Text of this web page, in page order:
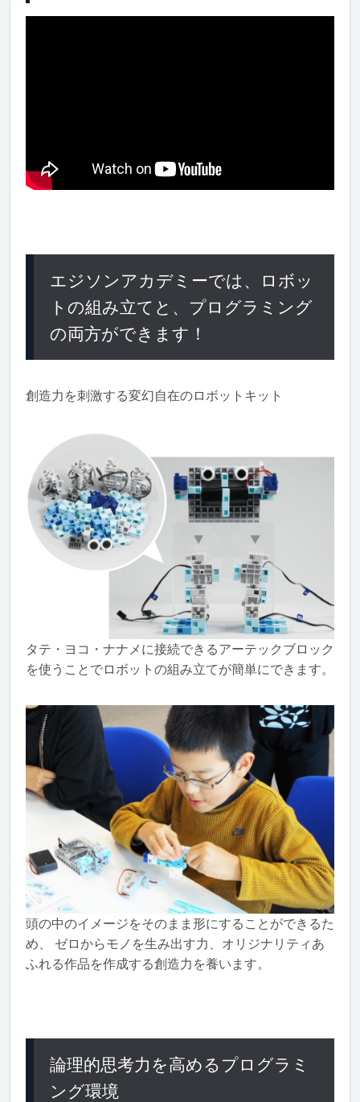
エジソンアカデミーでは、ロボッ
トの組み立てと、プログラミング
の両方ができます！
創造力を刺激する変幻自在のロボットキット
タテ・ヨコ・ナナメに接続できるアーテックブロック
を使うことでロボットの組み立てが簡単にできます。
頭の中のイメージをそのまま形にすることができるた
め、 ゼロからモノを生み出す力、オリジナリティあ
ふれる作品を作成する創造力を養います。
論理的思考力を高めるプログラミ
ング環境